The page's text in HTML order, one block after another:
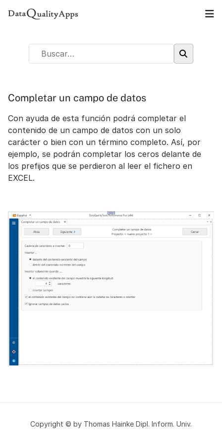
Completar un campo de datos
Con ayuda de esta función podrá completar el
contenido de un campo de datos con un solo
carácter o bien con un término completo. Así, por
ejemplo, se podrán completar los ceros delante de
los prefijos que se perdieron al leer el fichero en
EXCEL.
Copyright © by Thomas Hainke Dipl. Inform. Univ.